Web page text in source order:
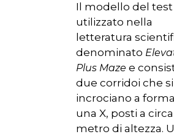
Il modello del test
utilizzato nella
letteratura
denominato
Plus Maze e
due corridoi che si
incrociano a
una X, posti a circa
metro di altezza.